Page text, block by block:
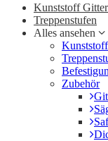
Kunststoff
Treppenstufen
Alles ansehen
Zubehör